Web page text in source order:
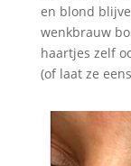
en blond
wenkbrauw
haartjes zelf
(of laat ze